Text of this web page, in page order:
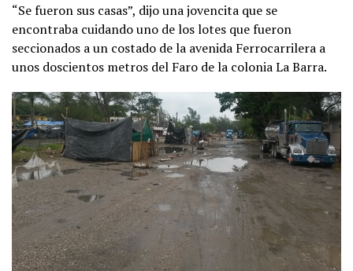
“Se fueron sus casas”, dijo una jovencita que se
encontraba cuidando uno de los lotes que fueron
seccionados a un costado de la avenida Ferrocarrilera a
unos doscientos metros del Faro de la colonia La Barra.